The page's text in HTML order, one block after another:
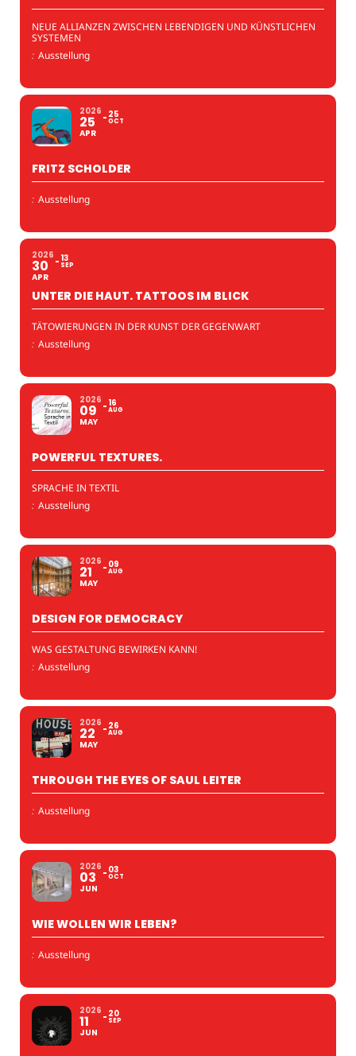
NEUE ALLIANZEN ZWISCHEN LEBENDIGEN UND KÜNSTLICHEN
SYSTEMEN
: Ausstellung
2026
25
APR
25
OCT
FRITZ SCHOLDER
: Ausstellung
2026
30
APR
13
SEP
UNTER DIE HAUT. TATTOOS IM BLICK
TÄTOWIERUNGEN IN DER KUNST DER GEGENWART
: Ausstellung
2026
09
MAY
16
AUG
POWERFUL TEXTURES.
SPRACHE IN TEXTIL
: Ausstellung
2026
21
MAY
09
AUG
DESIGN FOR DEMOCRACY
WAS GESTALTUNG BEWIRKEN KANN!
: Ausstellung
2026
22
MAY
26
AUG
THROUGH THE EYES OF SAUL LEITER
: Ausstellung
2026
03
JUN
03
OCT
WIE WOLLEN WIR LEBEN?
: Ausstellung
2026
11
JUN
20
SEP